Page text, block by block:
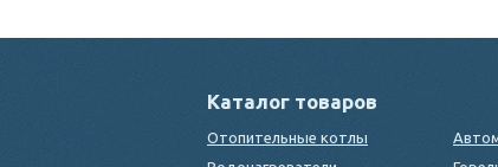
Каталог товаров
Отопительные котлы